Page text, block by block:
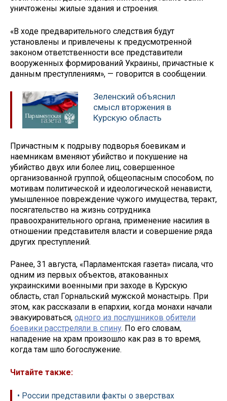
уничтожены жилые здания и строения.
«В ходе предварительного следствия будут
установлены и привлечены к предусмотренной
законом ответственности все представители
вооруженных формирований Украины, причастные к
данным преступлениям», — говорится в сообщении.
Зеленский объяснил
смысл вторжения в
Курскую область
Причастным к подрыву подворья боевикам и
наемникам вменяют убийство и покушение на
убийство двух или более лиц, совершенное
организованной группой, общеопасным способом, по
мотивам политической и идеологической ненависти,
умышленное повреждение чужого имущества, теракт,
посягательство на жизнь сотрудника
правоохранительного органа, применение насилия в
отношении представителя власти и совершение ряда
других преступлений.
Ранее, 31 августа, «Парламентская газета» писала, что
одним из первых объектов, атакованных
украинскими военными при заходе в Курскую
область, стал Горнальский мужской монастырь. При
этом, как рассказали в епархии, когда монахи начали
эвакуироваться, одного из послушников обители
боевики расстреляли в спину. По его словам,
нападение на храм произошло как раз в то время,
когда там шло богослужение.
Читайте также:
• России представили факты о зверствах